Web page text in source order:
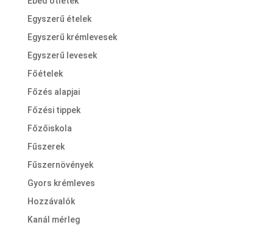
Egyszerű ételek
Egyszerű krémlevesek
Egyszerű levesek
Főételek
Főzés alapjai
Főzési tippek
Főzőiskola
Fűszerek
Fűszernövények
Gyors krémleves
Hozzávalók
Kanál mérleg